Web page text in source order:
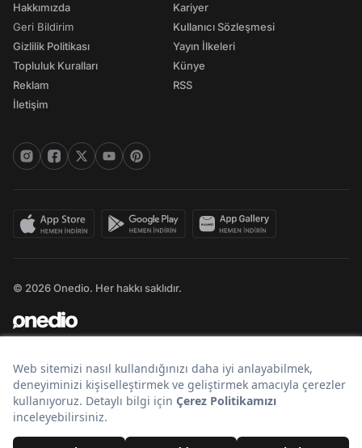
Hakkımızda
Geri Bildirim
Gizlilik Politikası
Topluluk Kuralları
Reklam
İletişim
Kariyer
Kullanıcı Sözleşmesi
Yayın İlkeleri
Künye
RSS
© 2026 Onedio. Her hakkı saklıdır.
Bir markasıdır.